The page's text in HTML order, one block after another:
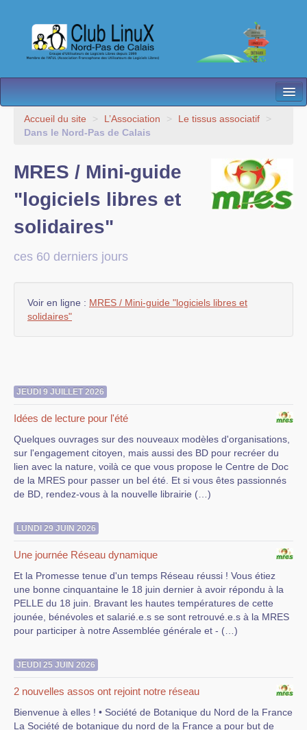
L’Association
Besoin d’Aide ?
Contact
Les antennes
Espace membres
Accueil du site > L’Association > Le tissus associatif
>
Dans le Nord-Pas de Calais
MRES / Mini-guide
"logiciels libres et
solidaires"
ces 60 derniers jours
Voir en ligne : MRES / Mini-guide "logiciels libres et
solidaires"
JEUDI 9 JUILLET 2026
Idées de lecture pour l'été
Quelques ouvrages sur des nouveaux modèles d'organisations,
sur l'engagement citoyen, mais aussi des BD pour recréer du
lien avec la nature, voilà ce que vous propose le Centre de Doc
de la MRES pour passer un bel été. Et si vous êtes passionnés
de BD, rendez-vous à la nouvelle librairie (…)
LUNDI 29 JUIN 2026
Une journée Réseau dynamique
Et la Promesse tenue d'un temps Réseau réussi ! Vous étiez
une bonne cinquantaine le 18 juin dernier à avoir répondu à la
PELLE du 18 juin. Bravant les hautes températures de cette
jounée, bénévoles et salarié.e.s se sont retrouvé.e.s à la MRES
pour participer à notre Assemblée générale et - (…)
JEUDI 25 JUIN 2026
2 nouvelles assos ont rejoint notre réseau
Bienvenue à elles ! • Société de Botanique du Nord de la France
La Société de botanique du nord de la France a pour but de